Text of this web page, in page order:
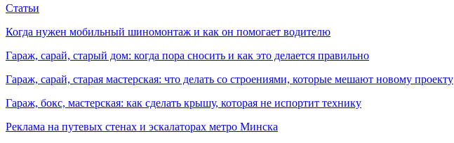
Статьи
Когда нужен мобильный шиномонтаж и как он помогает водителю
Гараж, сарай, старый дом: когда пора сносить и как это делается правильно
Гараж, сарай, старая мастерская: что делать со строениями, которые мешают новому проекту
Гараж, бокс, мастерская: как сделать крышу, которая не испортит технику
Реклама на путевых стенах и эскалаторах метро Минска